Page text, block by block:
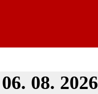
06. 08. 2026